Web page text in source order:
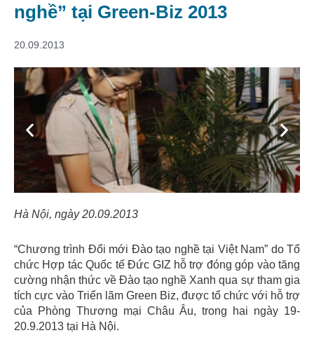
nghề” tại Green-Biz 2013
20.09.2013
Previous Next
Hà Nội, ngày 20.09.2013
“Chương trình Đổi mới Đào tạo nghề tại Việt Nam” do Tổ
chức Hợp tác Quốc tế Đức GIZ hỗ trợ đóng góp vào tăng
cường nhận thức về Đào tạo nghề Xanh qua sự tham gia
tích cực vào Triển lãm Green Biz, được tổ chức với hỗ trợ
của Phòng Thương mại Châu Âu, trong hai ngày 19-
20.9.2013 tại Hà Nội.